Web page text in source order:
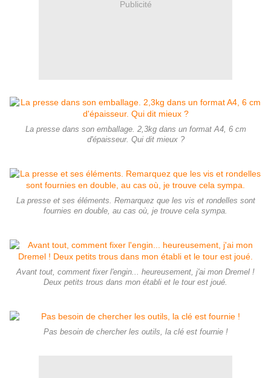
Publicité
La presse dans son emballage. 2,3kg dans un format A4, 6 cm
d'épaisseur. Qui dit mieux ?
La presse et ses éléments. Remarquez que les vis et rondelles sont
fournies en double, au cas où, je trouve cela sympa.
Avant tout, comment fixer l'engin... heureusement, j'ai mon Dremel !
Deux petits trous dans mon établi et le tour est joué.
Pas besoin de chercher les outils, la clé est fournie !